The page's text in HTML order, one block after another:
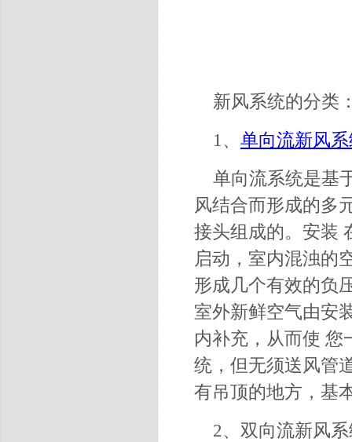
新风系统的分类
1、 单向流新风
单向流系统是基
风结合而形成的多
接头组成的。安装
启动，室内混浊的
形成几个有效的负
室外新鲜空气由安
内补充，从而使 您
统，但无须送风管
有吊顶的地方，基
2、双向流新风